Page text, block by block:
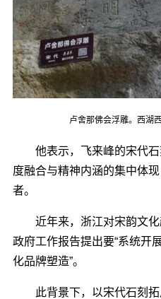
卢舍那佛会浮雕。西湖
他表示，飞来峰的宋代石
度融合与精神内涵的集中体
者。
近年来，浙江对宋韵文化
政府工作报告提出要“系统开
化品牌塑造”。
此背景下，以宋代石刻拓